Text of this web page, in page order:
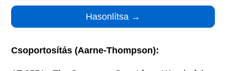
Csoportosítás (Aarne-Thompson):